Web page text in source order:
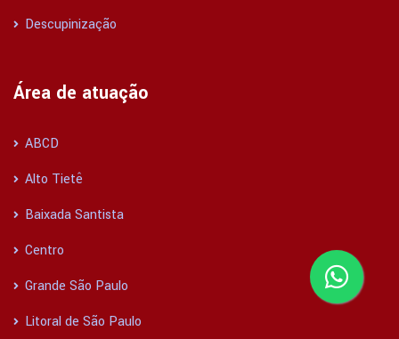
Descupinização
Área de atuação
ABCD
Alto Tietê
Baixada Santista
Centro
Grande São Paulo
Litoral de São Paulo